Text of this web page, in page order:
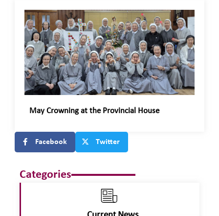
May Crowning at the Provincial House
Facebook Twitter
Categories